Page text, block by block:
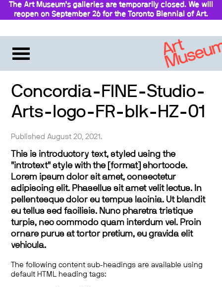
The Art Museum’s galleries are temporarily closed. We will
reopen on September 26 for the Toronto Biennial of Art.
Concordia-FINE-Studio-
Arts-logo-FR-blk-HZ-01
Published August 20, 2021.
This is introductory text, styled using the
"introtext" style with the [format] shortcode.
Lorem ipsum dolor sit amet, consectetur
adipiscing elit. Phasellus sit amet velit lectus. In
pellentesque dolor eu tempus lacinia. Ut blandit
eu tellus sed facilisis. Nunc pharetra tristique
turpis, nec commodo quam interdum vel. Proin
ornare purus at tortor pretium, eu gravida elit
vehicula.
The following content sub-headings are available using
default HTML heading tags: